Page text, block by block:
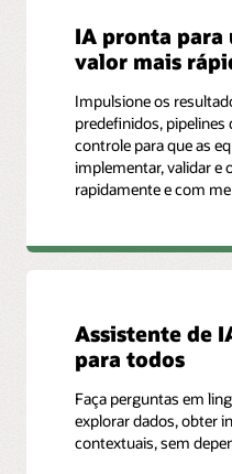
IA pronta para
valor mais
Impulsione os
predefinidos, pipelines
controle para que as
implementar, validar e
rapidamente e com
Assistente de
para todos
Faça perguntas em
explorar dados, obter
contextuais, sem